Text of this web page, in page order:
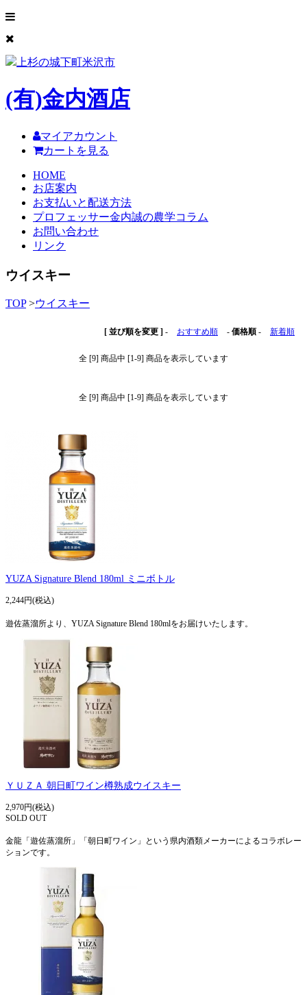
上杉の城下町米沢市
(有)金内酒店
マイアカウント
カートを見る
HOME
お店案内
お支払いと配送方法
プロフェッサー金内誠の農学コラム
お問い合わせ
リンク
ウイスキー
TOP >ウイスキー
[ 並び順を変更 ] - おすすめ順 - 価格順 - 新着順
全 [9] 商品中 [1-9] 商品を表示しています
全 [9] 商品中 [1-9] 商品を表示しています
YUZA Signature Blend 180ml ミニボトル
2,244円(税込)
遊佐蒸溜所より、YUZA Signature Blend 180mlをお届けいたします。
ＹＵＺＡ 朝日町ワイン樽熟成ウイスキー
2,970円(税込)
SOLD OUT
金龍「遊佐蒸溜所」「朝日町ワイン」という県内酒類メーカーによるコラボレー
ションです。